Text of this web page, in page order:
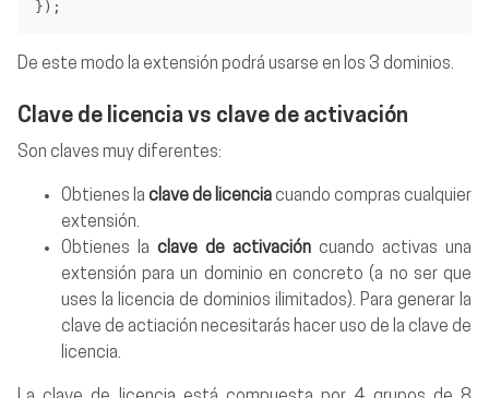
});
De este modo la extensión podrá usarse en los 3 dominios.
Clave de licencia vs clave de activación
Son claves muy diferentes:
Obtienes la clave de licenciacuando compras cualquier
extensión.
Obtienes la clave de activación cuando activas una
extensión para un dominio en concreto (a no ser que
uses la licencia de dominios ilimitados). Para generar la
clave de actiación necesitarás hacer uso de la clave de
licencia.